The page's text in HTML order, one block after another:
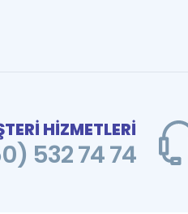
HİZMETLERİ
532 74 74